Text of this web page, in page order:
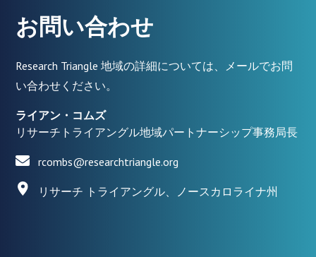
お問い合わせ
Research Triangle 地域の詳細については、メールでお問
い合わせください。
ライアン・コムズ
リサーチトライアングル地域パートナーシップ事務局長
rcombs@researchtriangle.org
リサーチ トライアングル、ノースカロライナ州